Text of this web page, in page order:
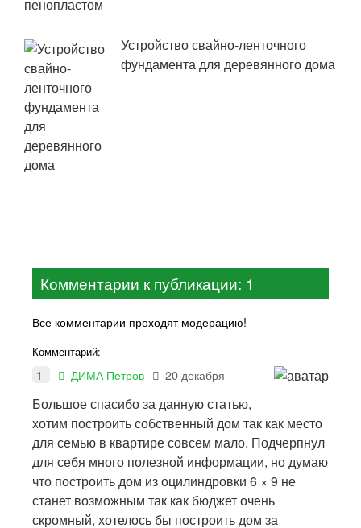
Устройство свайно-ленточного
фундамента для деревянного дома
Комментарии к публикации: 1
Все комментарии проходят модерацию!
Комментарий:
1 ДИМА Петров 20 декабря
Большое спасибо за данную статью,
хотим построить собственный дом так как место
для семью в квартире совсем мало. Подчерпнул
для себя много полезной информации, но думаю
что построить дом из оцилиндровки 6 × 9 не
станет возможным так как бюджет очень
скромный, хотелось бы построить дом за